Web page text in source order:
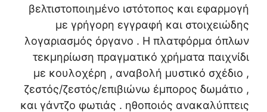
βελτιστοποιημένο ιστότοπος και εφαρμογή
με γρήγορη εγγραφή και στοιχειώδης
λογαριασμός όργανο . Η πλατφόρμα όπλων
τεκμηρίωση πραγματικό χρήματα παιχνίδι
με κουλοχέρη , αναβολή μυστικό σχέδιο ,
ζεστός/ζεστός/επιβιώνω έμπορος δωμάτιο ,
και γάντζο φωτιάς . ηθοποιός ανακαλύπτεις